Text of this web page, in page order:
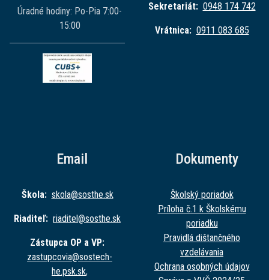
Úradné hodiny: Po-Pia 7:00-
15:00
Sekretariát: 0948 174 742
Vrátnica: 0911 083 685
Email
Škola: skola@sosthe.sk
Riaditeľ: riaditel@sosthe.sk
Zástupca OP a VP:
zastupcovia@sostech-
he.psk.sk,
Dokumenty
Školský poriadok
Príloha č.1 k Školskému
poriadku
Pravidlá dištančného
vzdelávania
Ochrana osobných údajov